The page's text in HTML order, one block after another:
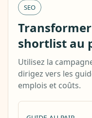
SEO
shortlist au
Utilisez la
dirigez vers les
emplois et coûts.